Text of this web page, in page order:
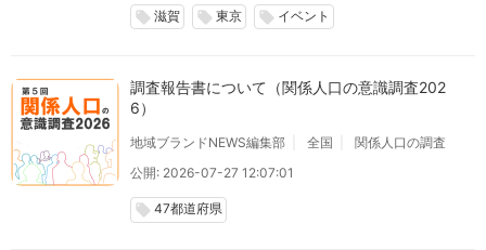
local_offer 滋賀 local_offer 東京 local_offer イベント
調査報告書について（関係人口の意識調査202
6）
地域ブランドNEWS編集部 全国
関係人口の調査
公開: 2026-07-27 12:07:01
local_offer 47都道府県